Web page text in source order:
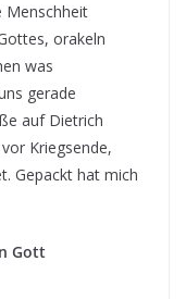
Menschheit
orakeln
was
gerade
auf Dietrich
Kriegsende,
Gepackt hat mich
Gott